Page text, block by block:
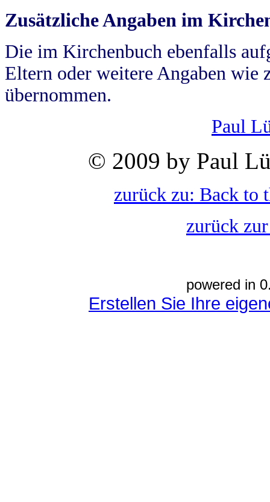
Zusätzliche Angaben im
Die im Kirchenbuch ebenfalls
Eltern oder weitere Angaben wie
übernommen.
Paul
© 2009 by Paul
zurück zu: Back to
zurück
powered in
Erstellen Sie Ihre